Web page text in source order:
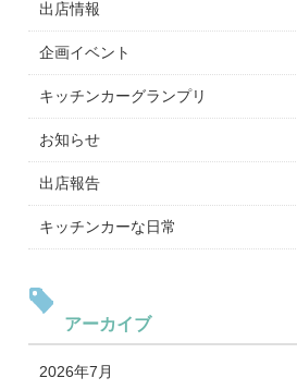
出店情報
企画イベント
キッチンカーグランプリ
お知らせ
出店報告
キッチンカーな日常
アーカイブ
2026年7月